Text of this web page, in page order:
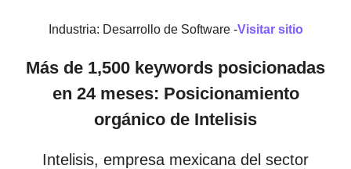
Industria: Desarrollo de Software -Visitar sitio
Más de 1,500 keywords posicionadas
en 24 meses: Posicionamiento
orgánico de Intelisis
Intelisis, empresa mexicana del sector